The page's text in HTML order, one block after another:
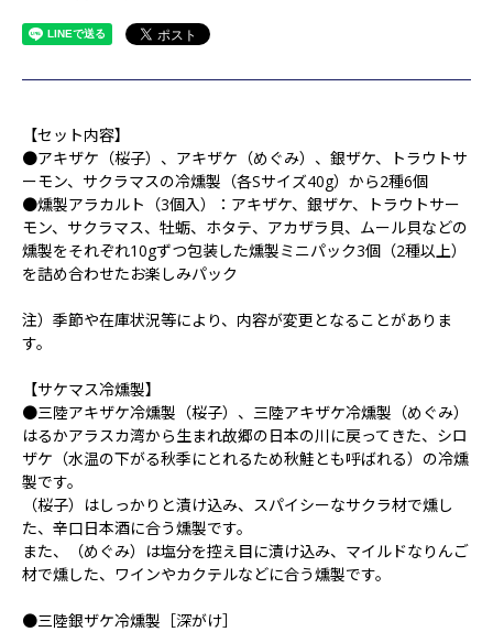
【セット内容】
●アキザケ（桜子）、アキザケ（めぐみ）、銀ザケ、トラウトサ
ーモン、サクラマスの冷燻製（各Sサイズ40g）から2種6個
●燻製アラカルト（3個入）：アキザケ、銀ザケ、トラウトサー
モン、サクラマス、牡蛎、ホタテ、アカザラ貝、ムール貝などの
燻製をそれぞれ10gずつ包装した燻製ミニパック3個（2種以上）
を詰め合わせたお楽しみパック
注）季節や在庫状況等により、内容が変更となることがありま
す。
【サケマス冷燻製】
●三陸アキザケ冷燻製（桜子）、三陸アキザケ冷燻製（めぐみ）
はるかアラスカ湾から生まれ故郷の日本の川に戻ってきた、シロ
ザケ（水温の下がる秋季にとれるため秋鮭とも呼ばれる）の冷燻
製です。
（桜子）はしっかりと漬け込み、スパイシーなサクラ材で燻し
た、辛口日本酒に合う燻製です。
また、（めぐみ）は塩分を控え目に漬け込み、マイルドなりんご
材で燻した、ワインやカクテルなどに合う燻製です。
●三陸銀ザケ冷燻製［深がけ］